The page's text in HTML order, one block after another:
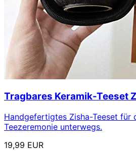
Tragbares Keramik-Teeset
Handgefertigtes Zisha-Teeset für
Teezeremonie unterwegs.
19,99 EUR